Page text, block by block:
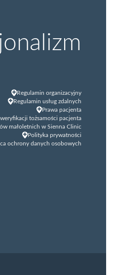
Regulamin organizacyjny
Regulamin usług zdalnych
Prawa pacjenta
tożsamości pacjenta
małoletnich w Sienna Clinic
Polityka prywatności
ochrony danych osobowych